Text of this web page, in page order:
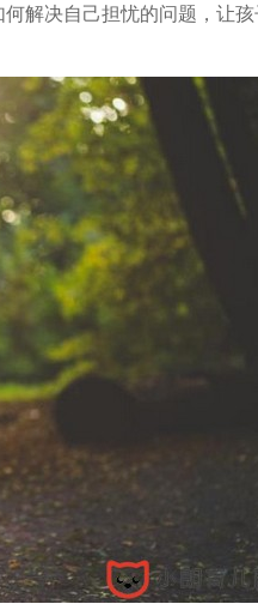
解决自己担忧的问题，让